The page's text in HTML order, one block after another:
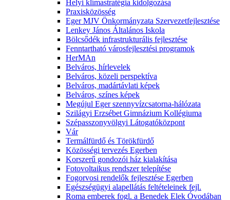
Helyi klímastratégia kidolgozása
Praxisközösség
Eger MJV Önkormányzata Szervezetfejlesztése
Lenkey János Általános Iskola
Bölcsődék infrastrukturális fejlesztése
Fenntartható városfejlesztési programok
HerMAn
Belváros, hírlevelek
Belváros, közeli perspektíva
Belváros, madártávlati képek
Belváros, színes képek
Megújul Eger szennyvízcsatorna-hálózata
Szilágyi Erzsébet Gimnázium Kollégiuma
Szépasszonyvölgyi Látogatóközpont
Vár
Termálfürdő és Törökfürdő
Közösségi tervezés Egerben
Korszerű gondozói ház kialakítása
Fotovoltaikus rendszer telepítése
Fogorvosi rendelők fejlesztése Egerben
Egészségügyi alapellátás feltételeinek fejl.
Roma emberek fogl. a Benedek Elek Óvodában